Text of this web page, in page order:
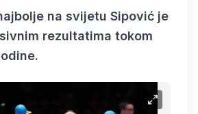
na svijetu Sipović je
rezultatima tokom